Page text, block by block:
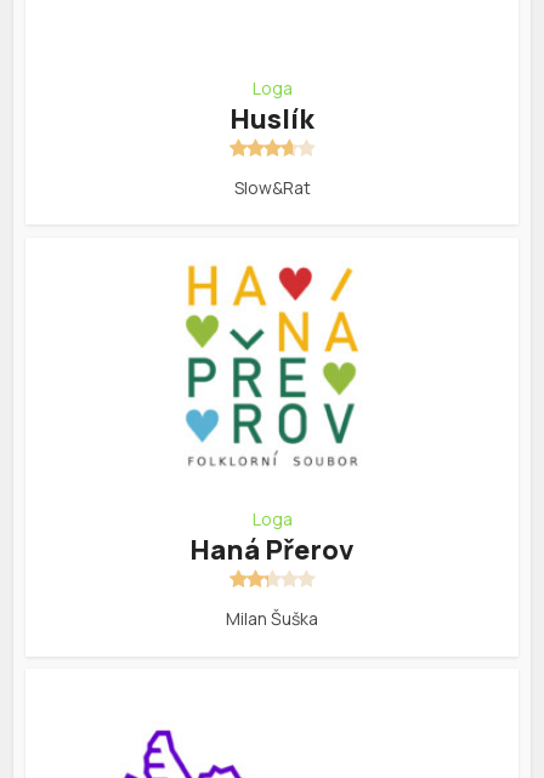
Loga
Huslík
Slow&Rat
Loga
Haná Přerov
Milan Šuška